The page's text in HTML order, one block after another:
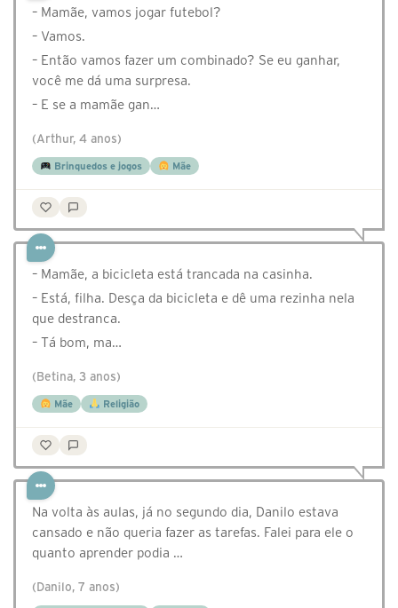
– Mamãe, vamos jogar futebol?
– Vamos.
– Então vamos fazer um combinado? Se eu ganhar,
você me dá uma surpresa.
– E se a mamãe gan…
(Arthur, 4 anos)
Brinquedos e jogos Mãe
– Mamãe, a bicicleta está trancada na casinha.
– Está, filha. Desça da bicicleta e dê uma rezinha nela
que destranca.
– Tá bom, ma…
(Betina, 3 anos)
Mãe Religião
Na volta às aulas, já no segundo dia, Danilo estava
cansado e não queria fazer as tarefas. Falei para ele o
quanto aprender podia …
(Danilo, 7 anos)